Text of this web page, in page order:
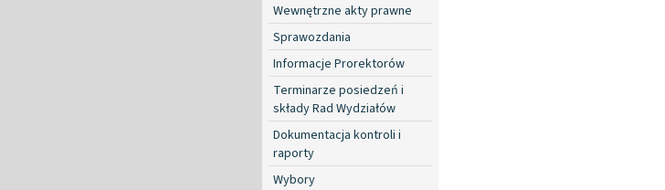
Wewnętrzne akty prawne
Sprawozdania
Informacje Prorektorów
Terminarze posiedzeń i
składy Rad Wydziałów
Dokumentacja kontroli i
raporty
Wybory